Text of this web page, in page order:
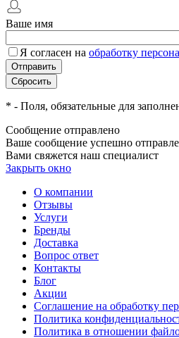
Ваше имя
Я согласен на обработку
* - Поля, обязательные для
Сообщение отправлено
Ваше сообщение успешно
Вами свяжется наш специалист
Закрыть окно
О компании
Отзывы
Услуги
Бренды
Доставка
Вопрос ответ
Контакты
Блог
Акции
Соглашение на обработку
Политика
Политика в отношении